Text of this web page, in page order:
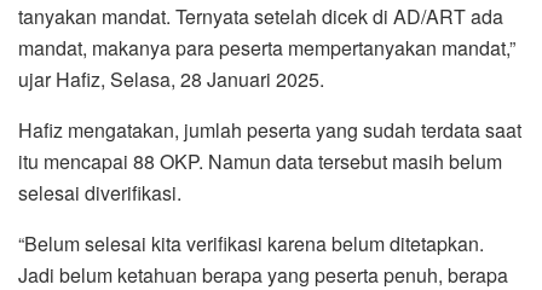
tanyakan mandat. Ternyata setelah dicek di AD/ART ada
mandat, makanya para peserta mempertanyakan mandat,”
ujar Hafiz, Selasa, 28 Januari 2025.
Hafiz mengatakan, jumlah peserta yang sudah terdata saat
itu mencapai 88 OKP. Namun data tersebut masih belum
selesai diverifikasi.
“Belum selesai kita verifikasi karena belum ditetapkan.
Jadi belum ketahuan berapa yang peserta penuh, berapa